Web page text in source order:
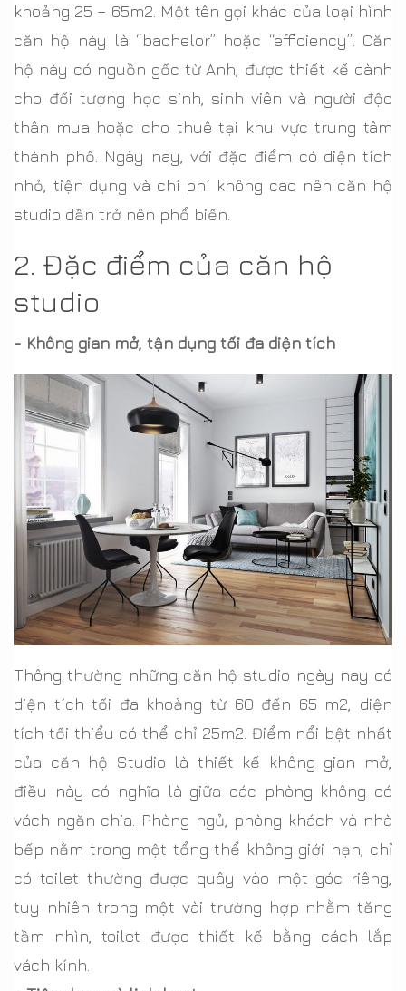
khoảng 25 – 65m2. Một tên gọi khác của loại hình
căn hộ này là “bachelor” hoặc “efficiency”. Căn
hộ này có nguồn gốc từ Anh, được thiết kế dành
cho đối tượng học sinh, sinh viên và người độc
thân mua hoặc cho thuê tại khu vực trung tâm
thành phố. Ngày nay, với đặc điểm có diện tích
nhỏ, tiện dụng và chí phí không cao nên căn hộ
studio dần trở nên phổ biến.
2. Đặc điểm của căn hộ
studio
- Không gian mở, tận dụng tối đa diện tích
Thông thường những căn hộ studio ngày nay có
diện tích tối đa khoảng từ 60 đến 65 m2, diện
tích tối thiểu có thể chỉ 25m2. Điểm nổi bật nhất
của căn hộ Studio là thiết kế không gian mở,
điều này có nghĩa là giữa các phòng không có
vách ngăn chia. Phòng ngủ, phòng khách và nhà
bếp nằm trong một tổng thể không giới hạn, chỉ
có toilet thường được quây vào một góc riêng,
tuy nhiên trong một vài trường hợp nhằm tăng
tầm nhìn, toilet được thiết kế bằng cách lắp
vách kính.